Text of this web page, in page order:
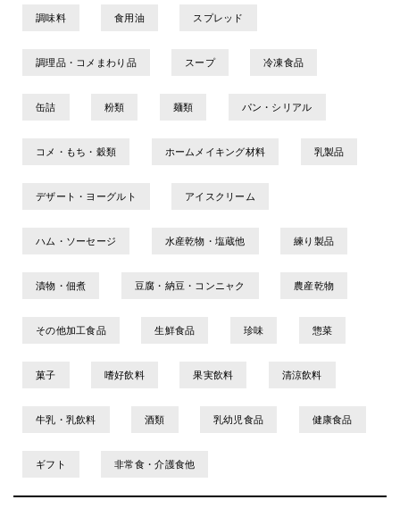
調味料 食用油 スプレッド
調理品・コメまわり品 スープ 冷凍食品
缶詰 粉類 麺類 パン・シリアル
コメ・もち・穀類 ホームメイキング材料 乳製品
デザート・ヨーグルト アイスクリーム
ハム・ソーセージ 水産乾物・塩蔵他 練り製品
漬物・佃煮 豆腐・納豆・コンニャク 農産乾物
その他加工食品 生鮮食品 珍味 惣菜
菓子 嗜好飲料 果実飲料 清涼飲料
牛乳・乳飲料 酒類 乳幼児食品 健康食品
ギフト 非常食・介護食他